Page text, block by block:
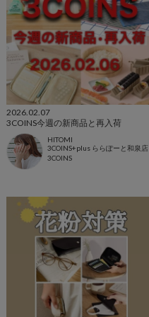
2026.02.07
3COINS今週の新商品と再入荷
HITOMI
3COINS+plus ららぽーと和泉店
3COINS